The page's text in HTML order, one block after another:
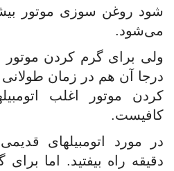
شود روغن ‌سوزی موتور
می‌شود.
ولی برای گرم کردن موتور
درجا آن هم در زمان
کردن موتور اغلب
کافیست.
در مورد اتومبیلهای
دقیقه راه بیفتید. اما برای